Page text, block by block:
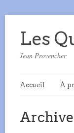
Les
Jean Provencher
Accueil À